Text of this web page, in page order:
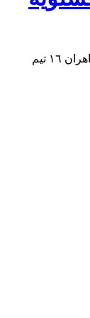
به گزارش جلالات نيوز مراسم افتتاحيه و قرعه كشي مسابقه تفسير قران كريم در مسجد جامع روستاي سهموشمالي شهرستان عسلويه برگزارشد در اين مسابقه برداران ٨ تيم و خواهران ١٦ تيم